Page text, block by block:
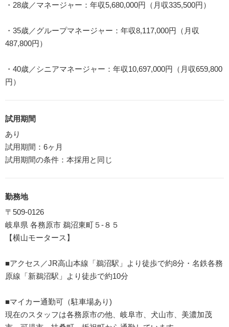
・28歳／マネージャー：年収5,680,000円（月収335,500円）
・35歳／グループマネージャー：年収8,117,000円（月収
487,800円）
・40歳／シニアマネージャー：年収10,697,000円（月収659,800
円）
試用期間
あり
試用期間：6ヶ月
試用期間の条件：本採用と同じ
勤務地
〒509-0126
岐阜県 各務原市 鵜沼東町５-８５
【横山モータース】
■アクセス／JR高山本線「鵜沼駅」より徒歩で約8分・名鉄各務
原線「新鵜沼駅」より徒歩で約10分
■マイカー通勤可（駐車場あり)
現在のスタッフは各務原市の他、岐阜市、犬山市、美濃加茂